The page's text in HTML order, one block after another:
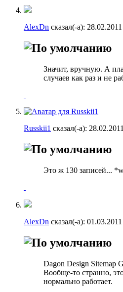
AlexDn сказал(-а): 28.02.2011
Значит, вручную. А
случаев как раз и не
Russkii1 сказал(-а): 28.02.2011
Это ж 130 записей...
AlexDn сказал(-а): 01.03.2011
Dagon Design Sitemap
Вообще-то странно,
нормально работает.